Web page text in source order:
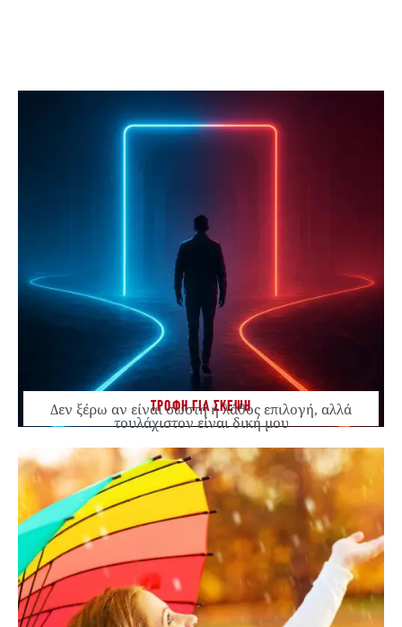
ΤΡΟΦΗ ΓΙΑ ΣΚΕΨΗ
Δεν ξέρω αν είναι σωστή ή λάθος επιλογή, αλλά
τουλάχιστον είναι δική μου